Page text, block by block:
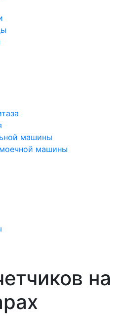
машины
машины
на